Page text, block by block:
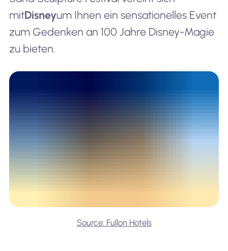
mitDisneyum Ihnen ein sensationelles Event
zum Gedenken an 100 Jahre Disney-Magie
zu bieten.
Source: Fullon Hotels